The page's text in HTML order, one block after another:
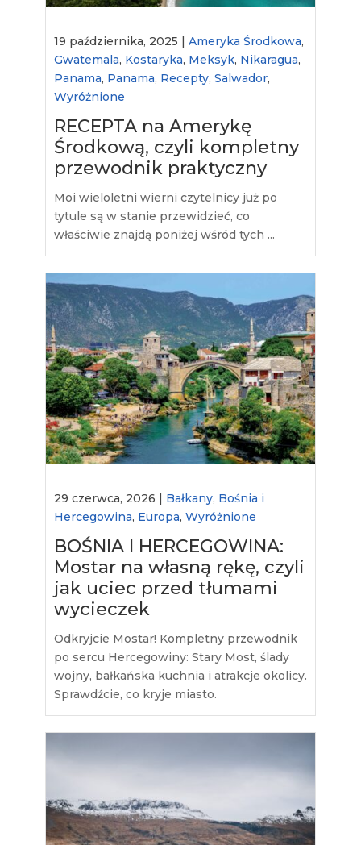
19 października, 2025 | Ameryka Środkowa,
Gwatemala, Kostaryka, Meksyk, Nikaragua,
Panama, Panama, Recepty, Salwador,
Wyróżnione
RECEPTA na Amerykę
Środkową, czyli kompletny
przewodnik praktyczny
Moi wieloletni wierni czytelnicy już po
tytule są w stanie przewidzieć, co
właściwie znajdą poniżej wśród tych ...
29 czerwca, 2026 | Bałkany, Bośnia i
Hercegowina, Europa, Wyróżnione
BOŚNIA I HERCEGOWINA:
Mostar na własną rękę, czyli
jak uciec przed tłumami
wycieczek
Odkryjcie Mostar! Kompletny przewodnik
po sercu Hercegowiny: Stary Most, ślady
wojny, bałkańska kuchnia i atrakcje okolicy.
Sprawdźcie, co kryje miasto.